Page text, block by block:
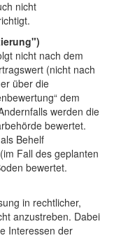
nicht
nicht nach dem
(nicht nach
über die
dem
werden die
bewertet.
Behelf
Fall des geplanten
bewertet.
in rechtlicher,
anzustreben. Dabei
Interessen der